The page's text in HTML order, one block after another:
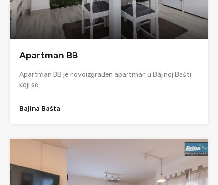
Apartman BB
Apartman BB je novoizgrađen apartman u Bajinoj Bašti
koji se…
Bajina Bašta